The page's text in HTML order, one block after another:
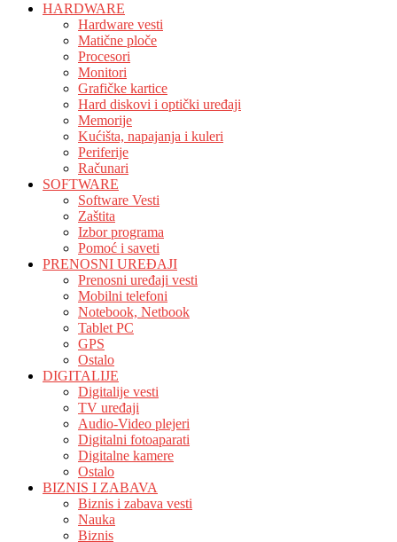
HARDWARE
Hardware vesti
Matične ploče
Procesori
Monitori
Grafičke kartice
Hard diskovi i optički uređaji
Memorije
Kućišta, napajanja i kuleri
Periferije
Računari
SOFTWARE
Software Vesti
Zaštita
Izbor programa
Pomoć i saveti
PRENOSNI UREĐAJI
Prenosni uređaji vesti
Mobilni telefoni
Notebook, Netbook
Tablet PC
GPS
Ostalo
DIGITALIJE
Digitalije vesti
TV uređaji
Audio-Video plejeri
Digitalni fotoaparati
Digitalne kamere
Ostalo
BIZNIS I ZABAVA
Biznis i zabava vesti
Nauka
Biznis